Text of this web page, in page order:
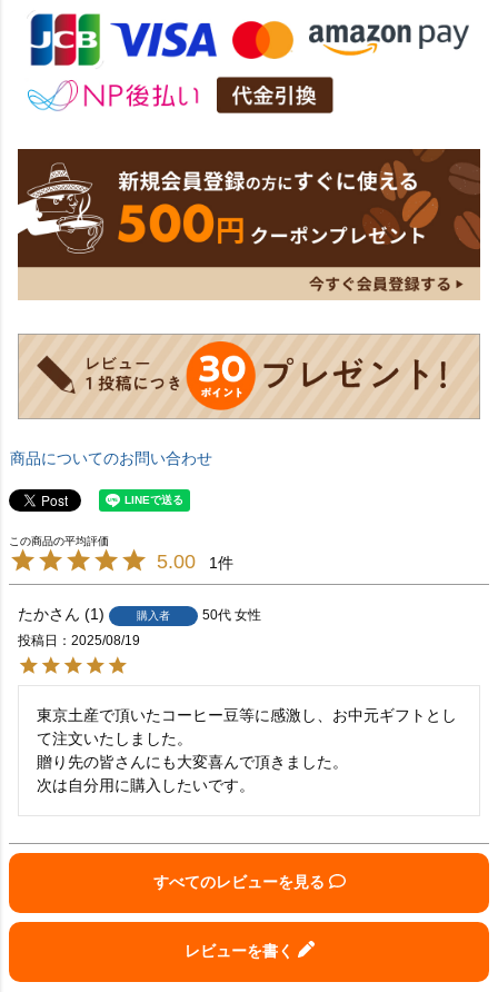
商品についてのお問い合わせ
5.00 1
たか 1 購入者 50代 女性
投稿日
2025/08/19
東京土産で頂いたコーヒー豆等に感激し、お中元ギフトとし
て注文いたしました。
贈り先の皆さんにも大変喜んで頂きました。
次は自分用に購入したいです。
すべてのレビューを見る
レビューを書く